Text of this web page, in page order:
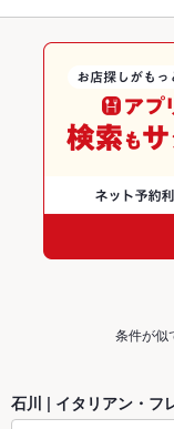
条件が似
石川 | イタリアン・フ